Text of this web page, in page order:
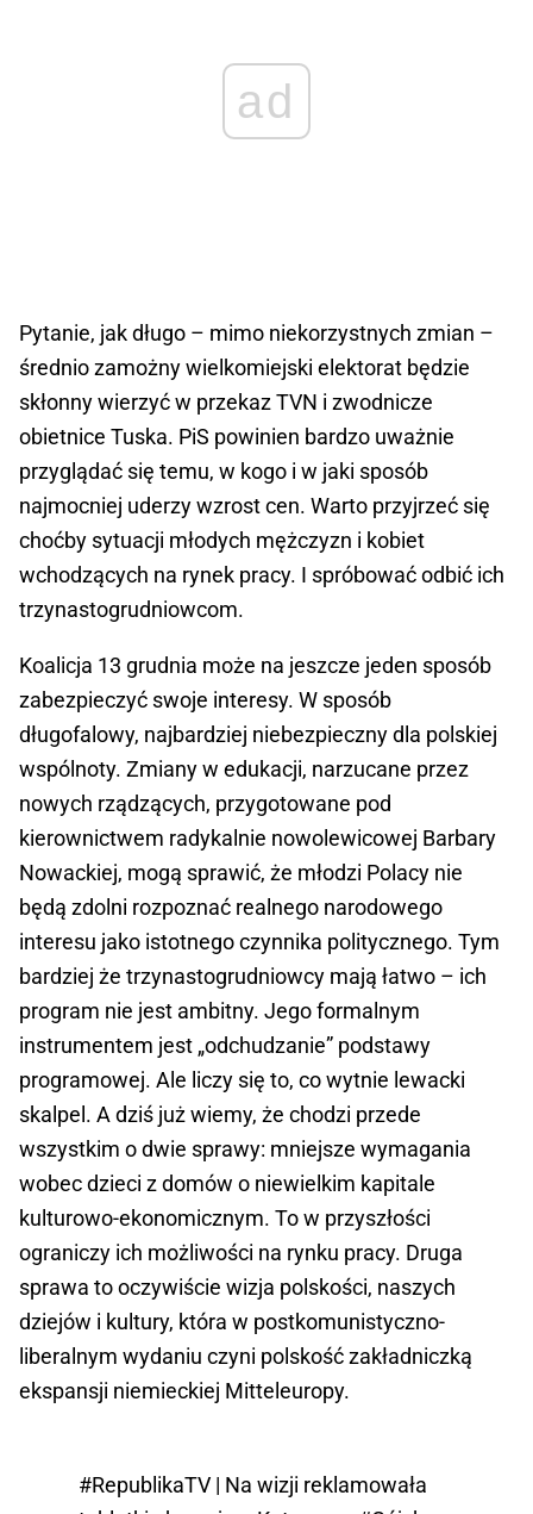
ad
Pytanie, jak długo – mimo niekorzystnych zmian –
średnio zamożny wielkomiejski elektorat będzie
skłonny wierzyć w przekaz TVN i zwodnicze
obietnice Tuska. PiS powinien bardzo uważnie
przyglądać się temu, w kogo i w jaki sposób
najmocniej uderzy wzrost cen. Warto przyjrzeć się
choćby sytuacji młodych mężczyzn i kobiet
wchodzących na rynek pracy. I spróbować odbić ich
trzynastogrudniowcom.
Koalicja 13 grudnia może na jeszcze jeden sposób
zabezpieczyć swoje interesy. W sposób
długofalowy, najbardziej niebezpieczny dla polskiej
wspólnoty. Zmiany w edukacji, narzucane przez
nowych rządzących, przygotowane pod
kierownictwem radykalnie nowolewicowej Barbary
Nowackiej, mogą sprawić, że młodzi Polacy nie
będą zdolni rozpoznać realnego narodowego
interesu jako istotnego czynnika politycznego. Tym
bardziej że trzynastogrudniowcy mają łatwo – ich
program nie jest ambitny. Jego formalnym
instrumentem jest „odchudzanie” podstawy
programowej. Ale liczy się to, co wytnie lewacki
skalpel. A dziś już wiemy, że chodzi przede
wszystkim o dwie sprawy: mniejsze wymagania
wobec dzieci z domów o niewielkim kapitale
kulturowo-ekonomicznym. To w przyszłości
ograniczy ich możliwości na rynku pracy. Druga
sprawa to oczywiście wizja polskości, naszych
dziejów i kultury, która w postkomunistyczno-
liberalnym wydaniu czyni polskość zakładniczką
ekspansji niemieckiej Mitteleuropy.
#RepublikaTV | Na wizji reklamowała